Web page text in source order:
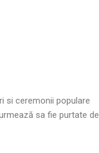
si ceremonii populare
sa fie purtate de